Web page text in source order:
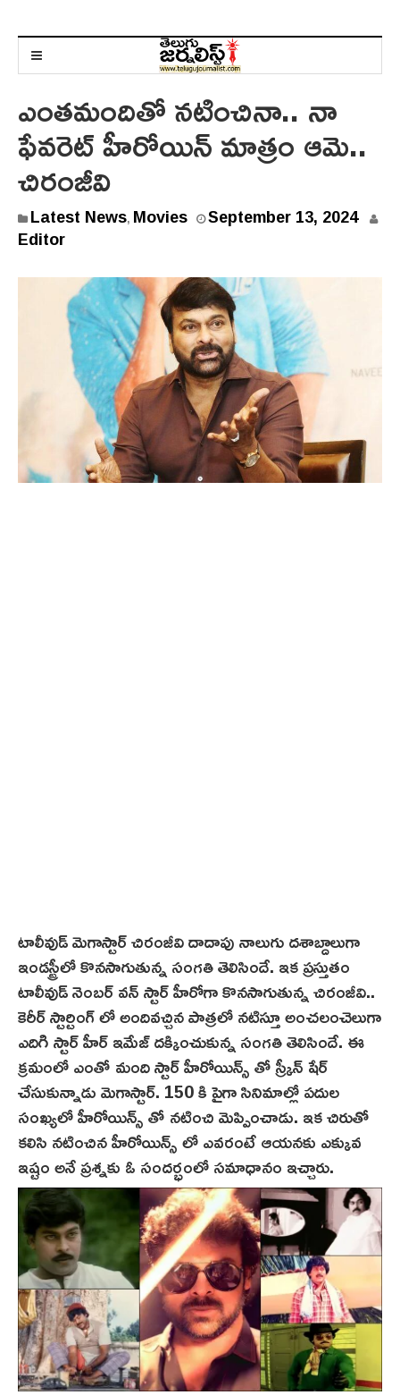
ఎంతమందితో నటించినా.. నా
ఫేవరెట్ హీరోయిన్ మాత్రం ఆమె..
చిరంజీవి
Latest News, Movies September 13, 2024
Editor
టాలీవుడ్ మెగాస్టార్ చిరంజీవి దాదాపు నాలుగు దశాబ్దాలుగా
ఇండస్ట్రీలో కొనసాగుతున్న సంగతి తెలిసిందే. ఇక ప్రస్తుతం
టాలీవుడ్ నెంబర్ వన్ స్టార్ హీరోగా కొనసాగుతున్న చిరంజీవి..
కెరీర్ స్టార్టింగ్ లో అందివచ్చిన పాత్రలో నటిస్తూ అంచలంచెలుగా
ఎదిగి స్టార్ హీర్ ఇమేజ్‌ దక్కించుకున్న సంగతి తెలిసిందే. ఈ
క్రమంలో ఎంతో మంది స్టార్ హీరోయిన్స్ తో స్క్రీన్ షేర్
చేసుకున్నాడు మెగాస్టార్. 150 కి పైగా సినిమాల్లో పదుల
సంఖ్యలో హీరోయిన్స్ తో నటించి మెప్పించాడు. ఇక చిరుతో
కలిసి నటించిన హీరోయిన్స్ లో ఎవరంటే ఆయనకు ఎక్కువ
ఇష్టం అనే ప్రశ్నకు ఓ సందర్భంలో సమాధానం ఇచ్చారు.